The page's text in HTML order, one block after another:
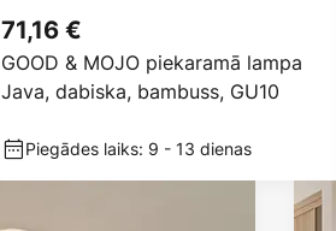
GOOD & MOJO piekaramā lampa
Java, dabiska, bambuss, GU10
71,16 €
Piegādes laiks: 9 - 13 dienas